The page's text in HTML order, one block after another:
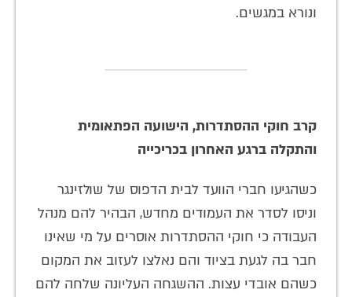
ונורא במגשים.
קרב חוקי ההסתדרות, הישועה הפתאומית
והתקלה ברגע האחרון בכריכייה
כשהגיעו חברי הוועד לבית הדפוס של שולזינגר
וניסו לסדר את העמודים מחדש, הבהיר להם מנהל
העבודה כי חוקי ההסתדרות אוסרים על מי שאינו
חבר בה לגעת בציוד והם נאלצו לעזוב את המקום
כשהם אובדי עצות. ההשגחה העליונה שלחה להם